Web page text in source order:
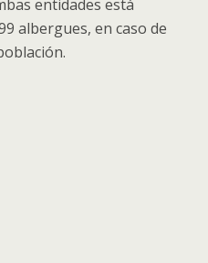
entidades está
albergues, en caso de